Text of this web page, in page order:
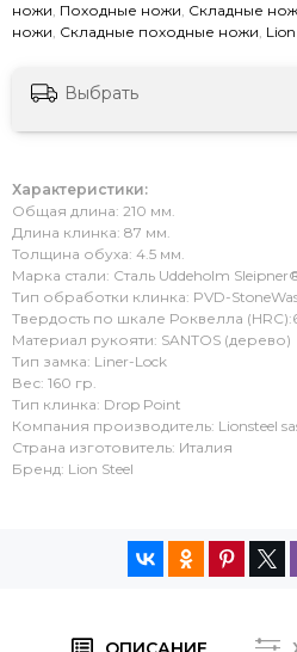
ножи, Походные ножи, Складные
ножи, Складные походные ножи,
Выбрать
Характеристики:
Общая длина: 210 мм.
Длина клинка: 87 мм.
Толщина обуха: 4.5 мм.
Марка стали: Сталь Uddeholm
Тип обработки клинка: PVD-
Твердость по шкале Роквелла
Материал рукояти: SANTOS (дерево)
Тип замка: Liner-Lock
Вес: 160 гр.
Тип клинка: Drop Point
Компания производитель: Lionsteel
Страна изготовитель: Италия
Бренд: Lion Steel